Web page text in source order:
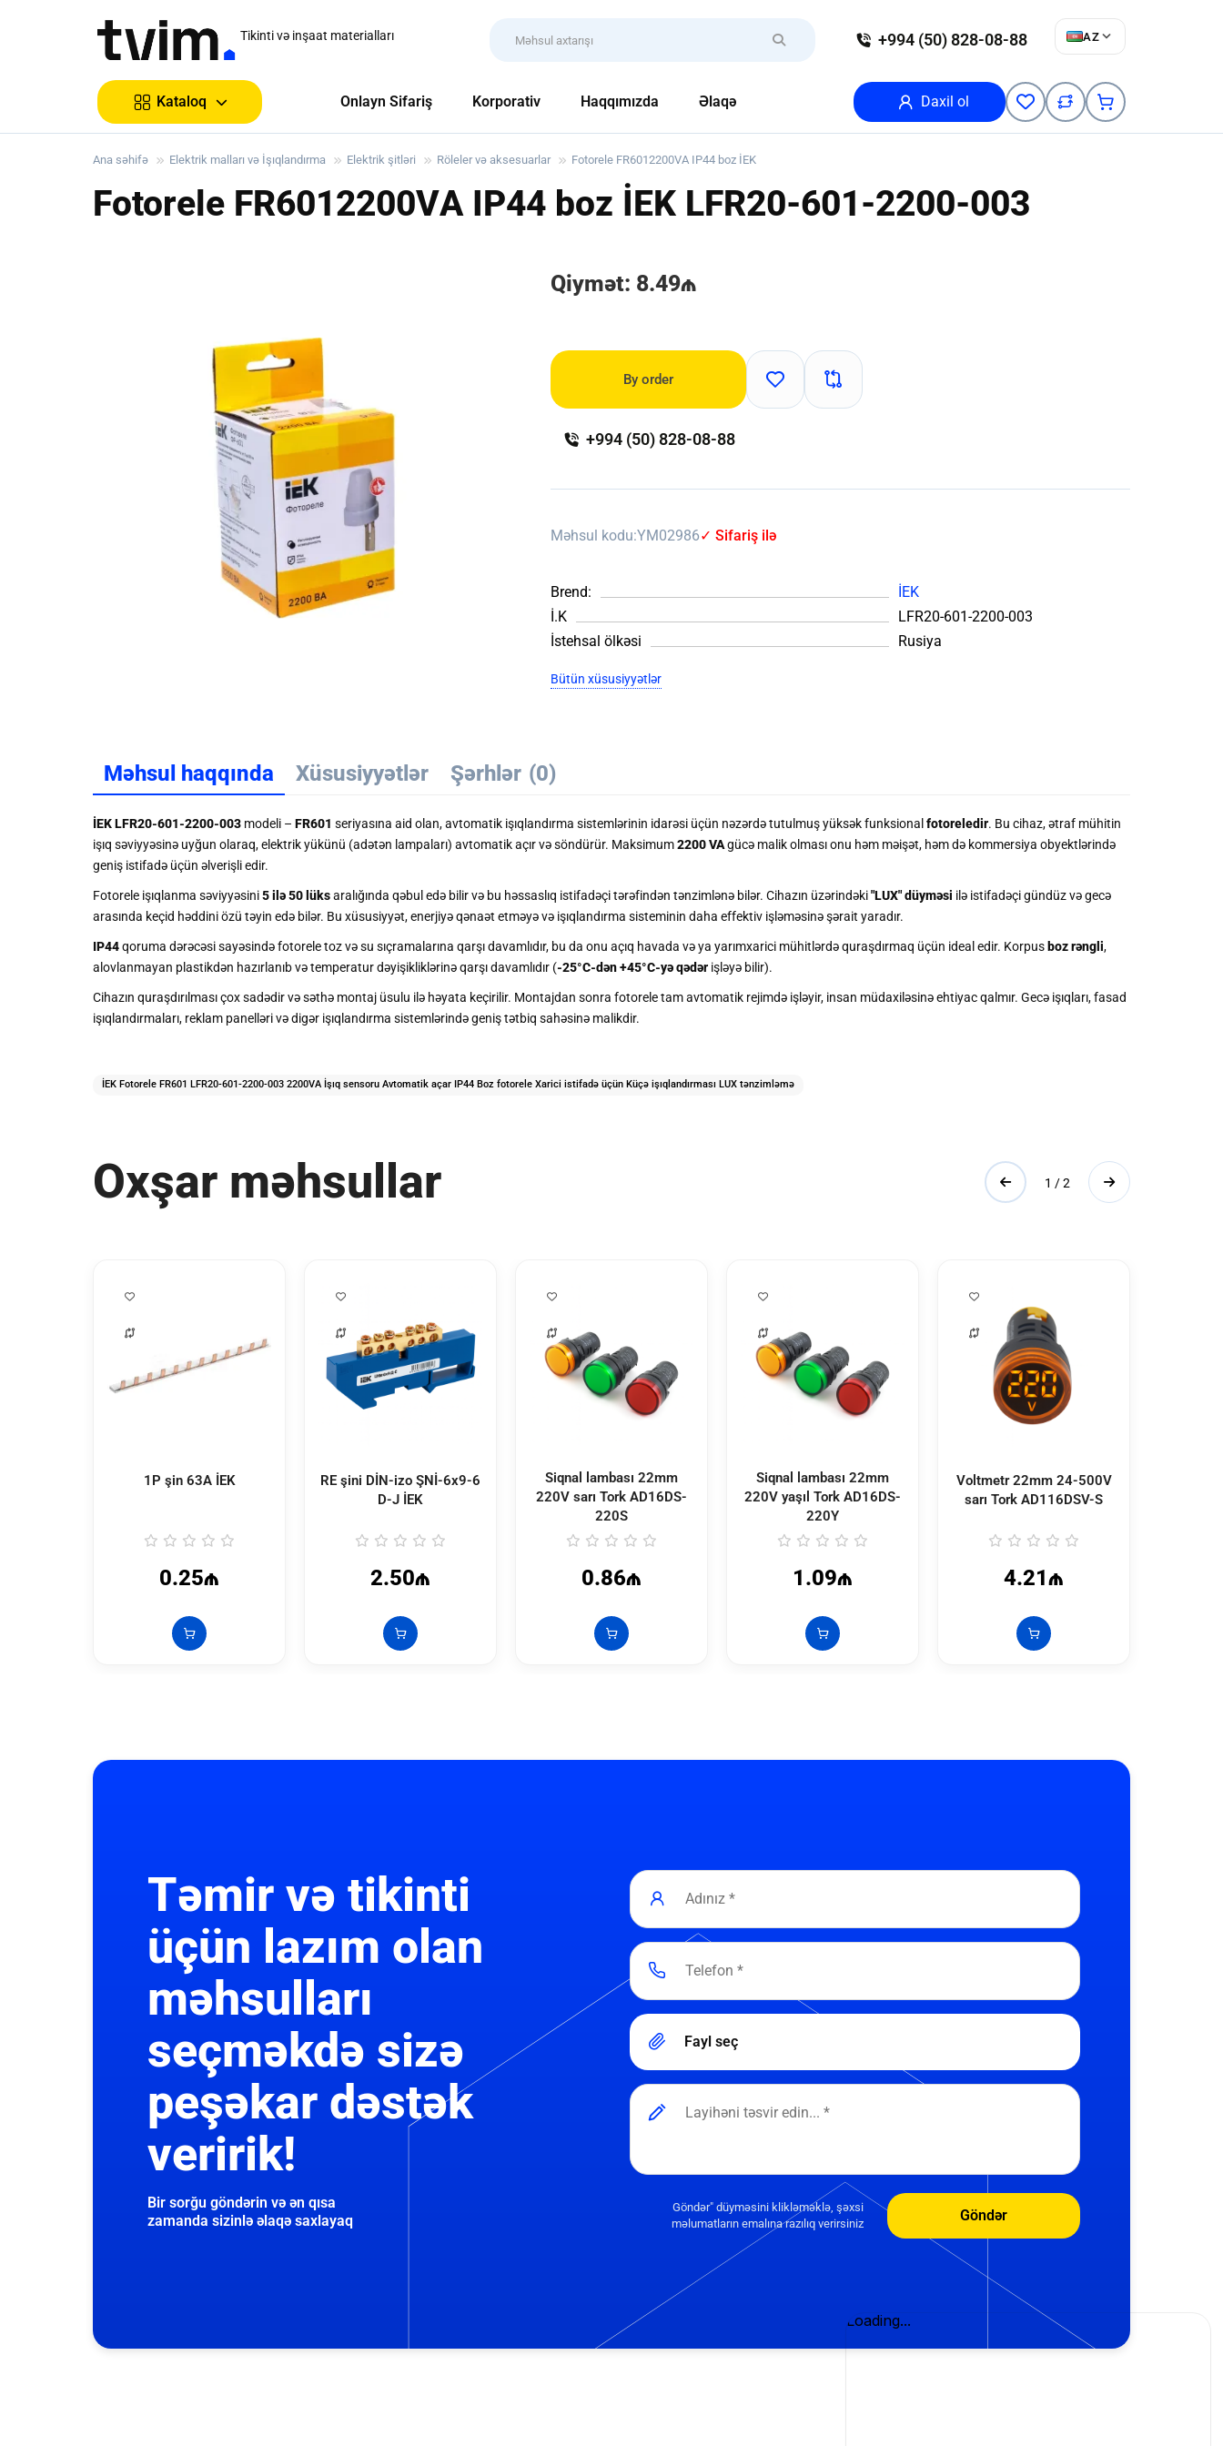
Tikinti və inşaat materialları +994 (50) 828-08-88 AZ
Kataloq Onlayn Sifariş Korporativ Haqqımızda Əlaqə Daxil ol
Ana səhifə Elektrik malları və İşıqlandırma Elektrik şitləri Röleler və aksesuarlar Fotorele FR6012200VА IP44 boz İEK
Fotorele FR6012200VА IP44 boz İEK LFR20-601-2200-003
Qiymət: 8.49₼
By order
+994 (50) 828-08-88
Məhsul kodu:YM02986✓ Sifariş ilə
Brend:
İEK
İ.K
LFR20-601-2200-003
İstehsal ölkəsi
Rusiya
Bütün xüsusiyyətlər
Məhsul haqqında Xüsusiyyətlər Şərhlər (0)
İEK LFR20-601-2200-003 modeli – FR601 seriyasına aid olan, avtomatik işıqlandırma sistemlərinin idarəsi üçün nəzərdə tutulmuş yüksək funksional fotoreledir. Bu cihaz, ətraf mühitin
işıq səviyyəsinə uyğun olaraq, elektrik yükünü (adətən lampaları) avtomatik açır və söndürür. Maksimum2200 VAgücə malik olması onu həm məişət, həm də kommersiya obyektlərində
geniş istifadə üçün əlverişli edir.
Fotorele işıqlanma səviyyəsini5 ilə 50 lüksaralığında qəbul edə bilir və bu həssaslıq istifadəçi tərəfindən tənzimlənə bilər. Cihazın üzərindəki"LUX" düyməsi ilə istifadəçi gündüz və gecə
arasında keçid həddini özü təyin edə bilər. Bu xüsusiyyət, enerjiyə qənaət etməyə və işıqlandırma sisteminin daha effektiv işləməsinə şərait yaradır.
IP44qoruma dərəcəsi sayəsində fotorele toz və su sıçramalarına qarşı davamlıdır, bu da onu açıq havada və ya yarımxarici mühitlərdə quraşdırmaq üçün ideal edir. Korpus boz rəngli,
alovlanmayan plastikdən hazırlanıb və temperatur dəyişikliklərinə qarşı davamlıdır (-25°C-dən +45°C-yə qədər işləyə bilir).
Cihazın quraşdırılması çox sadədir və səthə montaj üsulu ilə həyata keçirilir. Montajdan sonra fotorele tam avtomatik rejimdə işləyir, insan müdaxiləsinə ehtiyac qalmır. Gecə işıqları, fasad
işıqlandırmaları, reklam panelləri və digər işıqlandırma sistemlərində geniş tətbiq sahəsinə malikdir.
İEK Fotorele FR601 LFR20-601-2200-003 2200VA İşıq sensoru Avtomatik açar IP44 Boz fotorele Xarici istifadə üçün Küçə işıqlandırması LUX tənzimləmə
Oxşar məhsullar
1P şin 63A İEK
0.25₼
RE şini DİN-izo ŞNİ-6x9-6
D-J İEK
2.50₼
Siqnal lambası 22mm
220V sarı Tork AD16DS-
220S
0.86₼
Siqnal lambası 22mm
220V yaşıl Tork AD16DS-
220Y
1.09₼
Voltmetr 22mm 24-500V
sarı Tork AD116DSV-S
4.21₼
1 / 2
Təmir və tikinti
üçün lazım olan
məhsulları
seçməkdə sizə
peşəkar dəstək
veririk!
Bir sorğu göndərin və ən qısa
zamanda sizinlə əlaqə saxlayaq
Fayl seç
Göndər" düyməsini klikləməklə, şəxsi
məlumatların emalına razılıq verirsiniz
Göndər